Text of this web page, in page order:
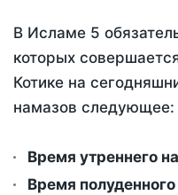
В Исламе 5
которых
Котике на
намазов следующее:
Время утреннего
Время